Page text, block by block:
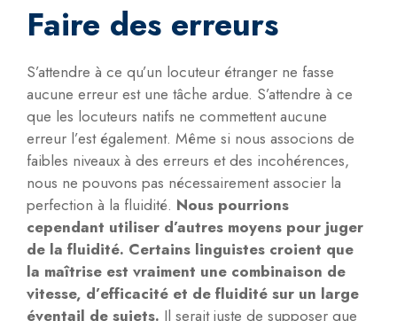
Faire des erreurs
S’attendre à ce qu’un locuteur étranger ne fasse
aucune erreur est une tâche ardue. S’attendre à ce
que les locuteurs natifs ne commettent aucune
erreur l’est également. Même si nous associons de
faibles niveaux à des erreurs et des incohérences,
nous ne pouvons pas nécessairement associer la
perfection à la fluidité. Nous pourrions
cependant utiliser d’autres moyens pour juger
de la fluidité. Certains linguistes croient que
la maîtrise est vraiment une combinaison de
vitesse, d’efficacité et de fluidité sur un large
éventail de sujets. Il serait juste de supposer que